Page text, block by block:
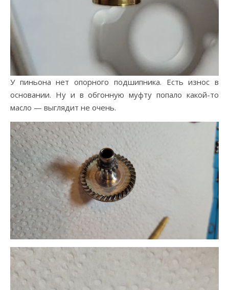
У пиньона нет опорного подшипника. Есть износ в
основании. Ну и в обгонную муфту попало какой-то
масло — выглядит не очень.